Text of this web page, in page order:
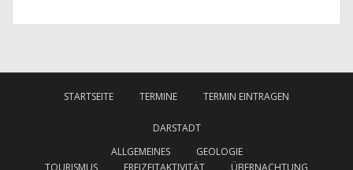
STARTSEITE TERMINE TERMIN EINTRAGEN
DARSTADT
ALLGEMEINES
GEOLOGIE
TOURISMUS
FREIZEITAKTIVITÄT ÜBERNACHTUNG